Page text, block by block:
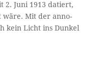
2. Juni 1913 datiert,
wäre. Mit der anno-
kein Licht ins Dunkel